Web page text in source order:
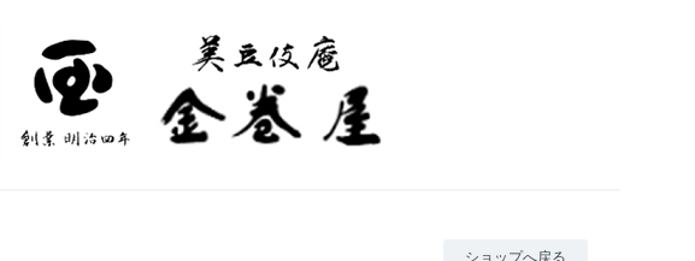
ショップへ戻る